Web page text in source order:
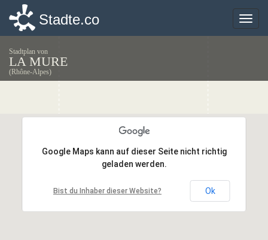
Toggle
Stadte.co
Stadtplan von
LA MURE
(Rhône-Alpes)
Google Maps kann auf dieser Seite nicht richtig
geladen werden.
Bist du Inhaber dieser Website? Ok
Google Maps kann auf dieser Seite nicht richtig
geladen werden.
Bist du Inhaber dieser Website? Ok
Toggle
Stadte.co